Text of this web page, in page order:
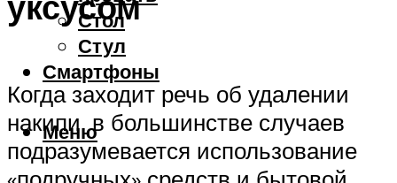
Стол
Стул
Смартфоны
Меню
Когда заходит речь об удалении
накипи, в большинстве случаев
подразумевается использование